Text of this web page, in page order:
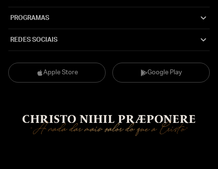
Apple Store Google Play
PROGRAMAS
REDES SOCIAIS